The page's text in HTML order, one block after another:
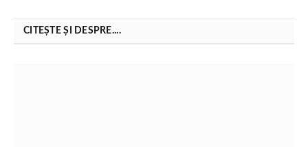
CITEȘTE ȘI DESPRE....